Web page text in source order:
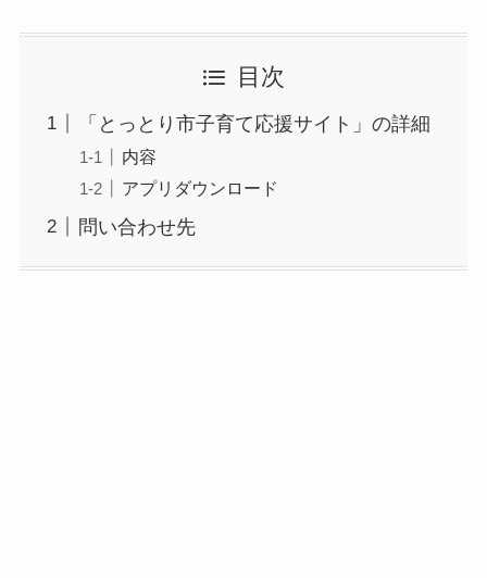
目次
「とっとり市子育て応援サイト」の詳細
内容
アプリダウンロード
問い合わせ先